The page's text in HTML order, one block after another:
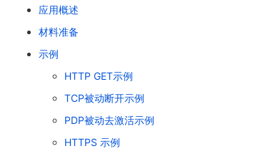
应用概述
材料准备
示例
HTTP GET示例
TCP被动断开示例
PDP被动去激活示例
HTTPS 示例